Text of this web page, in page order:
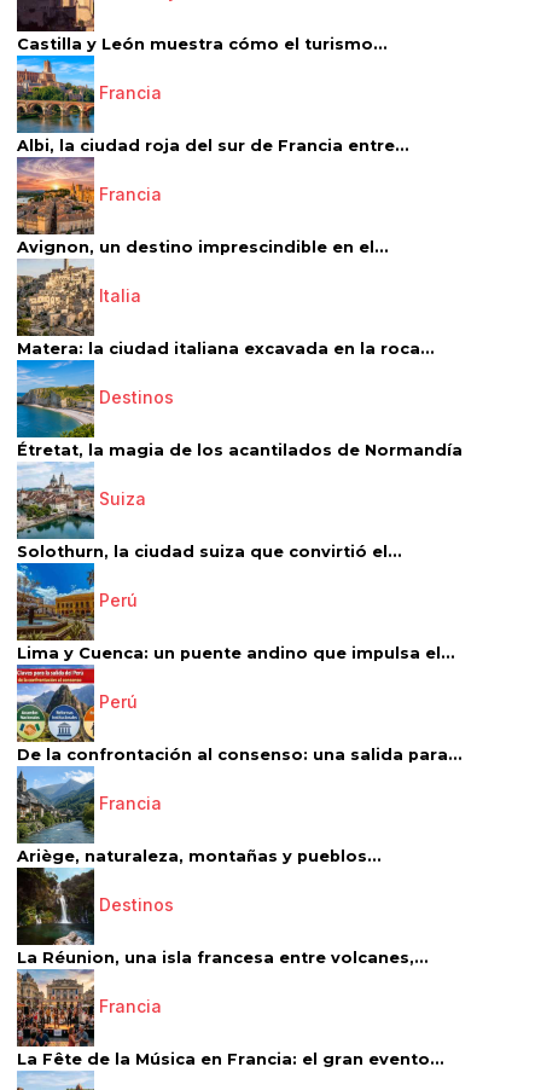
Castilla y León muestra cómo el turismo...
Francia
Albi, la ciudad roja del sur de Francia entre...
Francia
Avignon, un destino imprescindible en el...
Italia
Matera: la ciudad italiana excavada en la roca...
Destinos
Étretat, la magia de los acantilados de Normandía
Suiza
Solothurn, la ciudad suiza que convirtió el...
Perú
Lima y Cuenca: un puente andino que impulsa el...
Perú
De la confrontación al consenso: una salida para...
Francia
Ariège, naturaleza, montañas y pueblos...
Destinos
La Réunion, una isla francesa entre volcanes,...
Francia
La Fête de la Música en Francia: el gran evento...